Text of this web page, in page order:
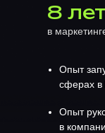
Опыт
сферах в
в
8
Опыт
в